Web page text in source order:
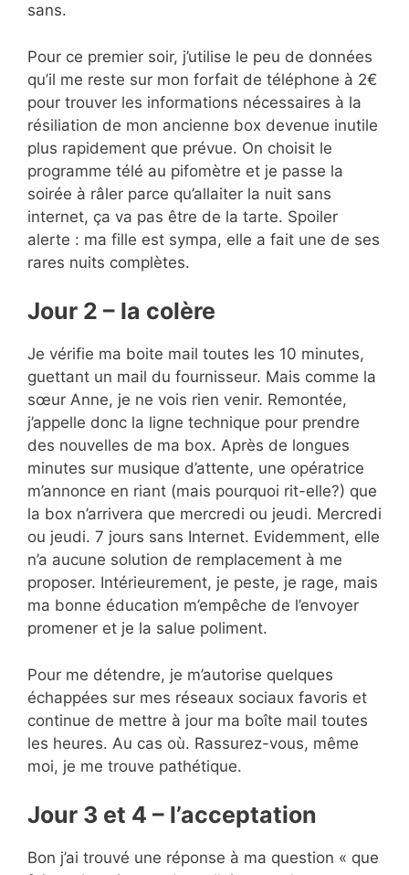
sans.
Pour ce premier soir, j’utilise le peu de données
qu’il me reste sur mon forfait de téléphone à 2€
pour trouver les informations nécessaires à la
résiliation de mon ancienne box devenue inutile
plus rapidement que prévue. On choisit le
programme télé au pifomètre et je passe la
soirée à râler parce qu’allaiter la nuit sans
internet, ça va pas être de la tarte. Spoiler
alerte : ma fille est sympa, elle a fait une de ses
rares nuits complètes.
Jour 2 – la colère
Je vérifie ma boite mail toutes les 10 minutes,
guettant un mail du fournisseur. Mais comme la
sœur Anne, je ne vois rien venir. Remontée,
j’appelle donc la ligne technique pour prendre
des nouvelles de ma box. Après de longues
minutes sur musique d’attente, une opératrice
m’annonce en riant (mais pourquoi rit-elle?) que
la box n’arrivera que mercredi ou jeudi. Mercredi
ou jeudi. 7 jours sans Internet. Evidemment, elle
n’a aucune solution de remplacement à me
proposer. Intérieurement, je peste, je rage, mais
ma bonne éducation m’empêche de l’envoyer
promener et je la salue poliment.
Pour me détendre, je m’autorise quelques
échappées sur mes réseaux sociaux favoris et
continue de mettre à jour ma boîte mail toutes
les heures. Au cas où. Rassurez-vous, même
moi, je me trouve pathétique.
Jour 3 et 4 – l’acceptation
Bon j’ai trouvé une réponse à ma question « que